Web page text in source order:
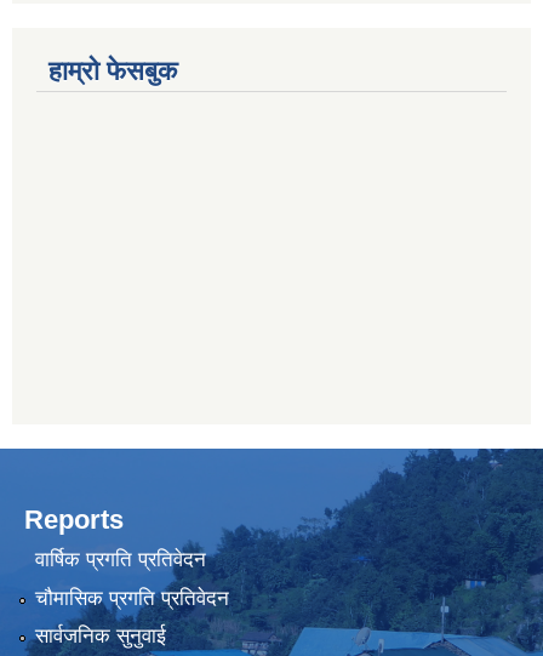
हाम्रो फेसबुक
Reports
वार्षिक प्रगति प्रतिवेदन
चौमासिक प्रगति प्रतिवेदन
सार्वजनिक सुनुवाई